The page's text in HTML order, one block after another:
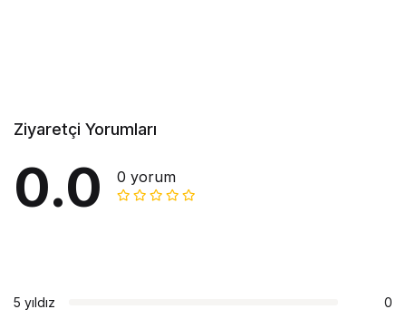
Ziyaretçi Yorumları
0.0 0 yorum
5 yıldız 0